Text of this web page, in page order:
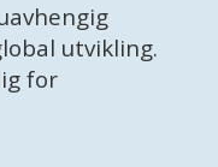
utvikling.
for